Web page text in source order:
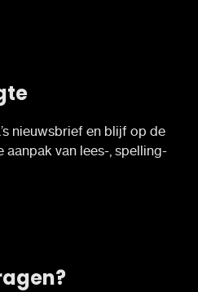
nieuwsbrief en blijf op de
van lees-, spelling-